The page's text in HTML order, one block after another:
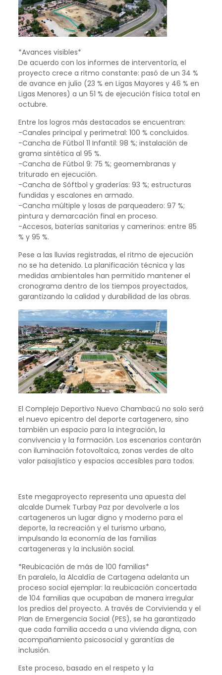
*Avances visibles*
De acuerdo con los informes de interventoría, el
proyecto crece a ritmo constante: pasó de un 34 %
de avance en julio (23 % en Ligas Mayores y 46 % en
Ligas Menores) a un 51 % de ejecución física total en
octubre.
Entre los logros más destacados se encuentran:
-Canales principal y perimetral: 100 % concluidos.
-Cancha de Fútbol 11 Infantil: 98 %; instalación de
grama sintética al 95 %.
-Cancha de Fútbol 9: 75 %; geomembranas y
triturado en ejecución.
-Cancha de Sóftbol y graderías: 93 %; estructuras
fundidas y escalones en armado.
-Cancha múltiple y losas de parqueadero: 97 %;
pintura y demarcación final en proceso.
-Accesos, baterías sanitarias y camerinos: entre 85
% y 95 %.
Pese a las lluvias registradas, el ritmo de ejecución
no se ha detenido. La planificación técnica y las
medidas ambientales han permitido mantener el
cronograma dentro de los tiempos proyectados,
garantizando la calidad y durabilidad de las obras.
El Complejo Deportivo Nuevo Chambacú no solo será
el nuevo epicentro del deporte cartagenero, sino
también un espacio para la integración, la
convivencia y la formación. Los escenarios contarán
con iluminación fotovoltaica, zonas verdes de alto
valor paisajístico y espacios accesibles para todos.
Este megaproyecto representa una apuesta del
alcalde Dumek Turbay Paz por devolverle a los
cartageneros un lugar digno y moderno para el
deporte, la recreación y el turismo urbano,
impulsando la economía de las familias
cartageneras y la inclusión social.
*Reubicación de más de 100 familias*
En paralelo, la Alcaldía de Cartagena adelanta un
proceso social ejemplar: la reubicación concertada
de 104 familias que ocupaban de manera irregular
los predios del proyecto. A través de Corvivienda y el
Plan de Emergencia Social (PES), se ha garantizado
que cada familia acceda a una vivienda digna, con
acompañamiento psicosocial y garantías de
inclusión.
Este proceso, basado en el respeto y la